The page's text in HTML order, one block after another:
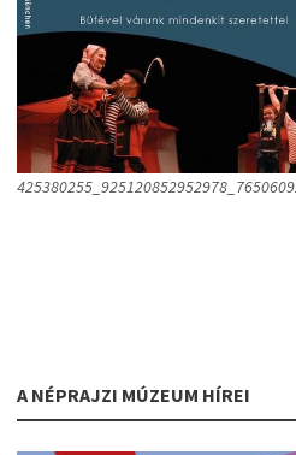
A NÉPRAJZI MÚZEUM HÍREI